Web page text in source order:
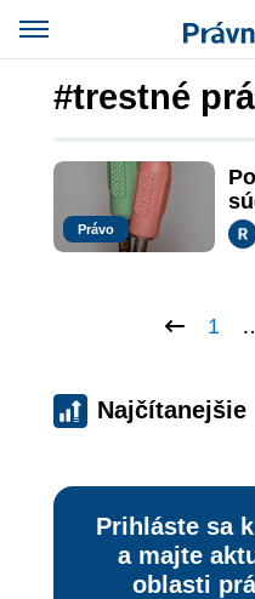
#trestné
Právo
1
Najčítanejšie
Prihláste sa
a majte
oblasti